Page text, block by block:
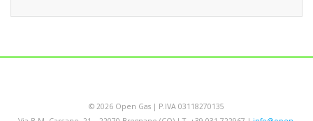
© 2026 Open Gas | P.IVA 03118270135